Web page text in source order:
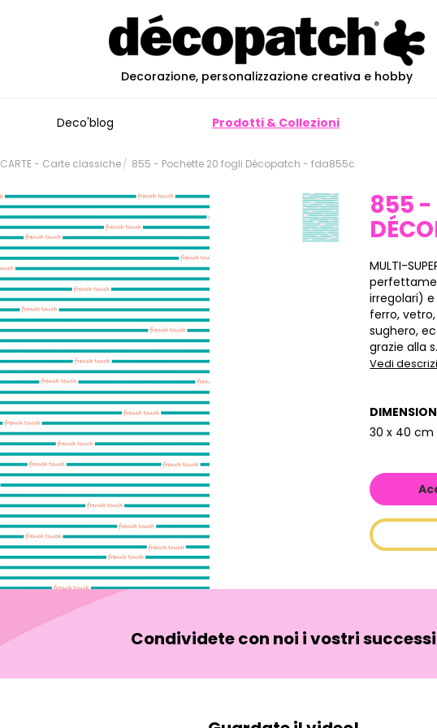
Decorazione, personalizzazione creativa e hobby
Deco'blog Prodotti & Collezioni
CARTE - Carte classiche 855 - Pochette 20 fogli Décopatch - fda855c
855 -
MULTI-
irregolari)
ferro,
sughero,
grazie alla
Vedi
30 x 40 cm
Condividete con noi i vostri successi